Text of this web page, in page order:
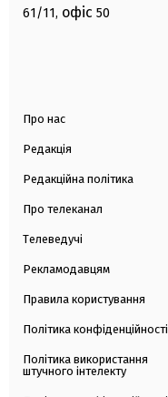
61/11, офіс 50
Про нас
Редакція
Редакційна політика
Про телеканал
Телеведучі
Рекламодавцям
Правила користування
Політика конфіденційності
Політика використання
штучного інтелекту